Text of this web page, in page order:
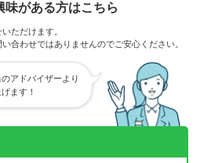
味がある方はこちら
ただけます。
合わせではありませんのでご安心ください。
アドバイザーより
ます！